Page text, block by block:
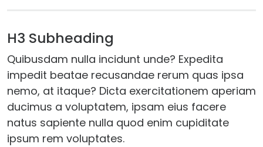
H3 Subheading
Quibusdam nulla incidunt unde? Expedita
impedit beatae recusandae rerum quas ipsa
nemo, at itaque? Dicta exercitationem aperiam
ducimus a voluptatem, ipsam eius facere
natus sapiente nulla quod enim cupiditate
ipsum rem voluptates.